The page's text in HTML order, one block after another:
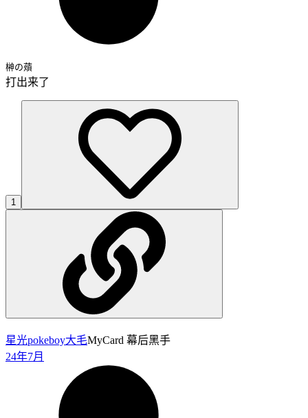
榊の薠
打出来了
1
星光pokeboy大毛MyCard 幕后黑手
24年7月